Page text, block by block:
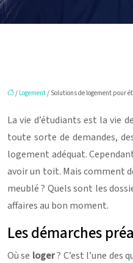
/ Logement/ Solutions de logement pour
La vie d’étudiants est la vie
toute sorte de demandes,
logement adéquat.
avoir un toit. Mais comment
meublé ? Quels sont les
affaires au bon moment.
Les démarches
Où se loger? C’est l’une